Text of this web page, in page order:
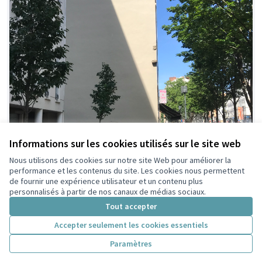
Informations sur les cookies utilisés sur le site web
Nous utilisons des cookies sur notre site Web pour améliorer la
performance et les contenus du site. Les cookies nous permettent
de fournir une expérience utilisateur et un contenu plus
personnalisés à partir de nos canaux de médias sociaux.
Tout accepter
Accepter seulement les cookies essentiels
Paramètres